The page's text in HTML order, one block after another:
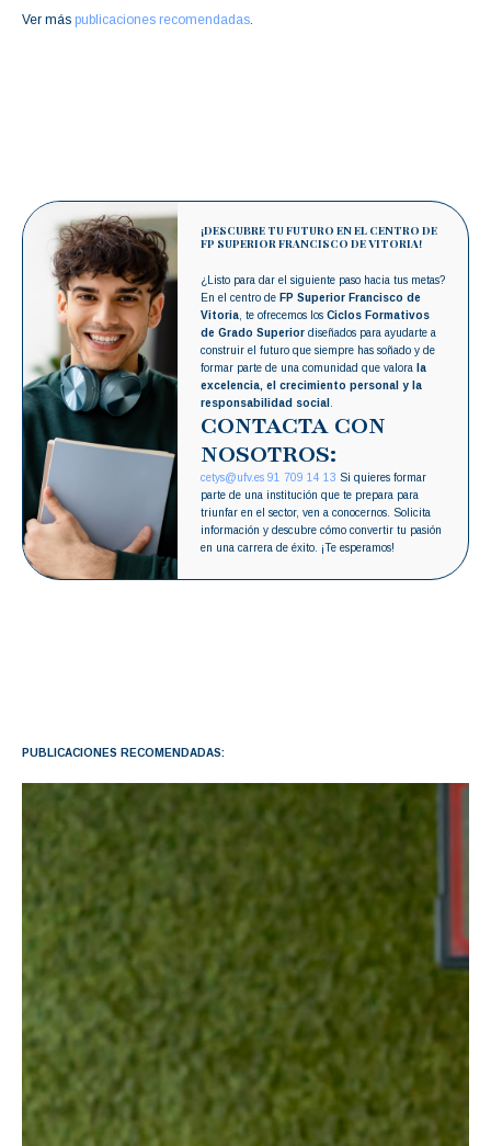
Ver más publicaciones recomendadas
¡DESCUBRE TU FUTURO EN EL CENTRO DE
FP SUPERIOR FRANCISCO DE VITORIA!
¿Listo para dar el siguiente paso hacia tus metas?
En el centro de FP Superior Francisco de
Vitoria , te ofrecemos losCiclos Formativos
de Grado Superior diseñados para ayudarte a
construir el futuro que siempre has soñado y de
formar parte de una comunidad que valora
la
excelencia, el crecimiento personal y la
responsabilidad social
CONTACTA CON
NOSOTROS:
cetys@ufv.es 91 709 14 13 Si quieres formar
parte de una institución que te prepara para
triunfar en el sector, ven a conocernos. Solicita
información y descubre cómo convertir tu pasión
en una carrera de éxito. ¡Te esperamos!
PUBLICACIONES RECOMENDADAS: